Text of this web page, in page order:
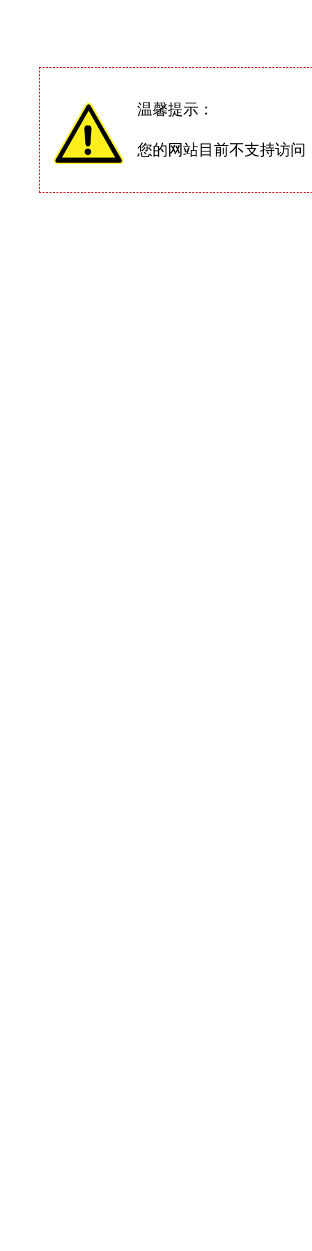
温馨提示：
您的网站目前不支持访